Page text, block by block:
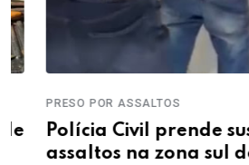
PRESO POR ASSALTOS
Polícia Civil prende
assaltos na zona sul de